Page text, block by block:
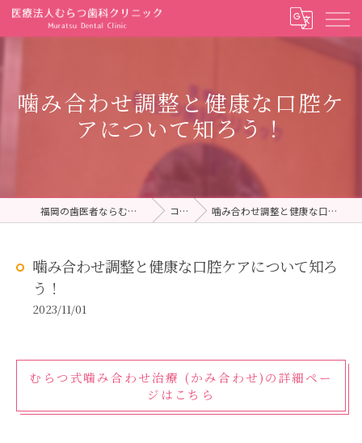
噛み合わせ調整と健康な口腔ケ
アについて知ろう！
福岡の歯医者ならむらつ歯科クリニック コラム 噛み合わせ調整と健康な口腔ケアについて知ろう！
噛み合わせ調整と健康な口腔ケアについて知ろ
う！
2023/11/01
むらつ式噛み合わせ治療 (かみ合わせ)の詳細ペー
ジはこちら